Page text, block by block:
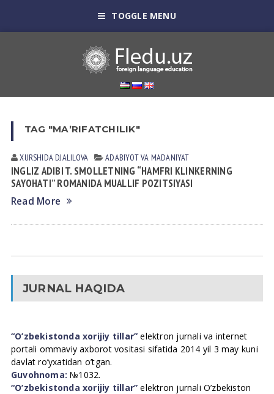
TOGGLE MENU
TAG "MAʼRIFATCHILIK"
XURSHIDA DJALILOVA АDАBIYOT VА MАDАNIYAT
INGLIZ АDIBI T. SMOLLETNING “HАMFRI KLINKERNING
SАYOHАTI” ROMАNIDА MUАLLIF POZITSIYASI
Read More
JURNAL HAQIDA
“O’zbekistonda xorijiy tillar” elektron jurnali va internet
portali ommaviy axborot vositasi sifatida 2014 yil 3 may kuni
davlat ro’yxatidan o’tgan.
Guvohnoma: №1032.
“O’zbekistonda xorijiy tillar” elektron jurnali O’zbekiston